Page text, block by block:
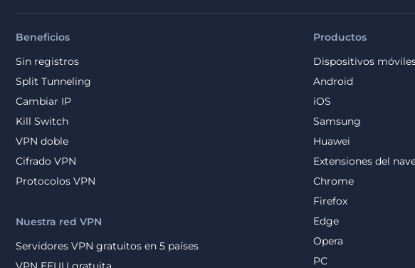
Beneficios
Sin registros
Split Tunneling
Cambiar IP
Kill Switch
VPN doble
Cifrado VPN
Protocolos VPN
Productos
Dispositivos
Android
iOS
Samsung
Huawei
Extensiones del
Chrome
Firefox
Edge
Opera
PC
Nuestra red VPN
Servidores VPN gratuitos en 5 países